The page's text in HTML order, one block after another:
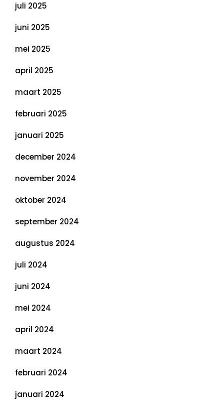
juli 2025
juni 2025
mei 2025
april 2025
maart 2025
februari 2025
januari 2025
december 2024
november 2024
oktober 2024
september 2024
augustus 2024
juli 2024
juni 2024
mei 2024
april 2024
maart 2024
februari 2024
januari 2024